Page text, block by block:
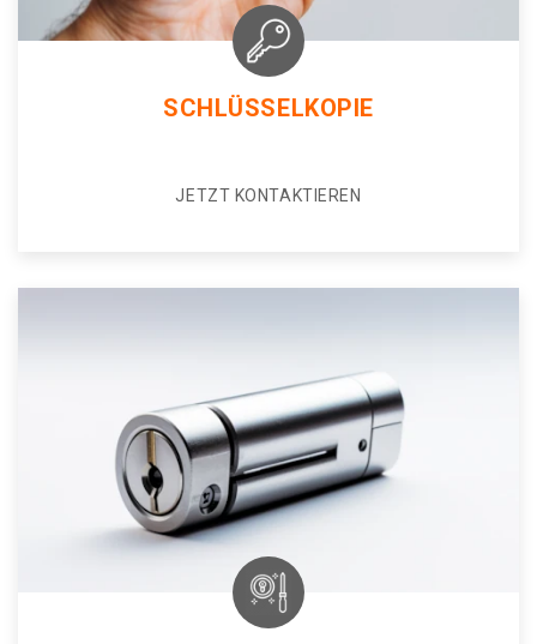
SCHLÜSSELKOPIE
JETZT KONTAKTIEREN